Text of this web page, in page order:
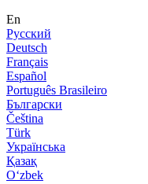
En
Русский
Deutsch
Français
Español
Português Brasileiro
Български
Čeština
Türk
Українська
Қазақ
Оʻzbek